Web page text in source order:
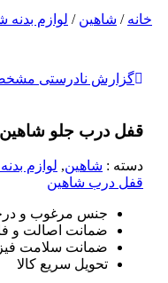
خانه/ شاهین/ لوازم بدنه
گزارش نادرستی
قفل درب جلو شاهین
دسته : شاهین,لوازم بدنه
قفل درب شاهین
جنس مرغوب و
ضمانت اصالت و
ضمانت سلامت
تحویل سریع کالا